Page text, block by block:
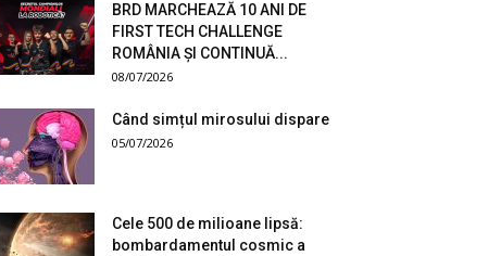
BRD MARCHEAZĂ 10 ANI DE
FIRST TECH CHALLENGE
ROMÂNIA ȘI CONTINUĂ...
08/07/2026
Când simțul mirosului dispare
05/07/2026
Cele 500 de milioane lipsă:
bombardamentul cosmic a